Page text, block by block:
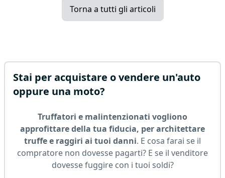
Torna a tutti gli articoli
Stai per acquistare o vendere un'auto
oppure una moto?
Truffatori e malintenzionati vogliono
approfittare della tua fiducia, per architettare
truffe e raggiri ai tuoi danni. E cosa farai se il
compratore non dovesse pagarti? E se il venditore
dovesse fuggire con i tuoi soldi?